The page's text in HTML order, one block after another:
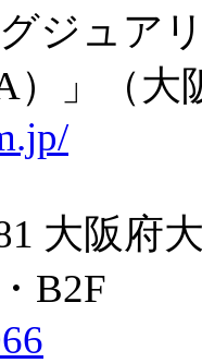
ジュア
）」（大
大阪府
B2F